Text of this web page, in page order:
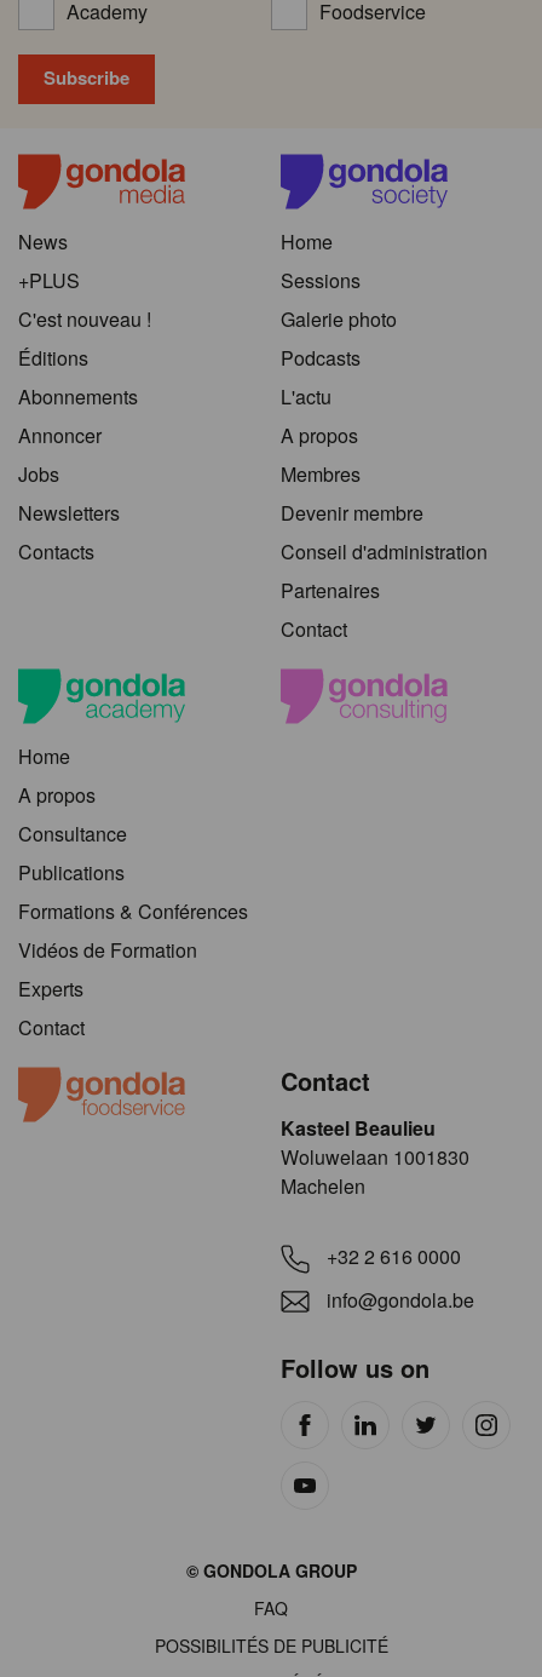
Academy
Foodservice
News
+PLUS
C'est nouveau !
Éditions
Abonnements
Annoncer
Jobs
Newsletters
Contacts
Home
Sessions
Galerie photo
Podcasts
L'actu
A propos
Membres
Devenir membre
Conseil d'administration
Partenaires
Contact
Home
A propos
Consultance
Publications
Formations & Conférences
Vidéos de Formation
Experts
Contact
Contact
Kasteel Beaulieu
​​​Woluwelaan 1001830
Machelen
+32 2 616 0000
info@gondola.be
Follow us on
© GONDOLA GROUP
FAQ
POSSIBILITÉS DE PUBLICITÉ